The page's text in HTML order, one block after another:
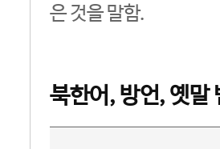
은 것을 말함.
북한어, 방언, 옛말